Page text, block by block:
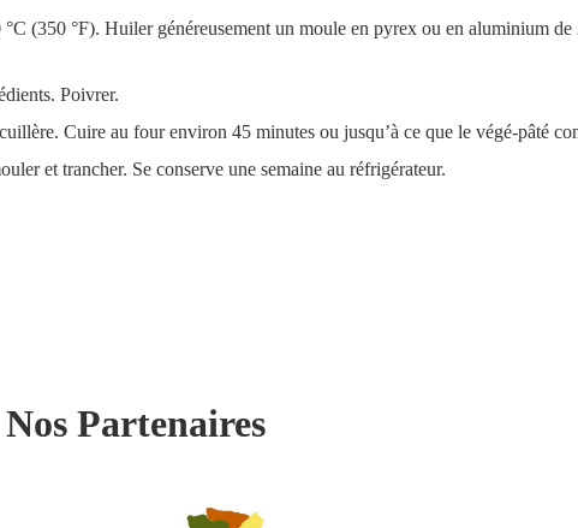
(350 °F). Huiler généreusement un moule en pyrex ou en aluminium
Poivrer.
Cuire au four environ 45 minutes ou jusqu’à ce que le végé-pâté
et trancher. Se conserve une semaine au réfrigérateur.
Nos Partenaires